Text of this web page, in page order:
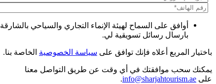
أوافق على السماح لهيئة الإنماء التجاري والسياحي بالشارقة
بارسال رسائل تسويقية لي.
باختيار المربع أعلاه فإنك توافق على سياسة الخصوصية الخاصة بنا.
يمكنك سحب موافقتك في أي وقت عن طريق التواصل معنا
على info@sharjahtourism.ae
.